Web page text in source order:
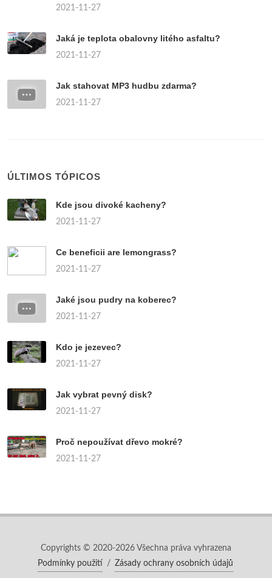
2021-11-27
Jaká je teplota obalovny litého asfaltu?
2021-11-27
Jak stahovat MP3 hudbu zdarma?
2021-11-27
ÚLTIMOS TÓPICOS
Kde jsou divoké kacheny?
2021-11-27
Ce beneficii are lemongrass?
2021-11-27
Jaké jsou pudry na koberec?
2021-11-27
Kdo je jezevec?
2021-11-27
Jak vybrat pevný disk?
2021-11-27
Proč nepoužívat dřevo mokré?
2021-11-27
Copyrights © 2020-2026 Všechna práva vyhrazena
Podmínky použití
/ Zásady ochrany osobních údajů